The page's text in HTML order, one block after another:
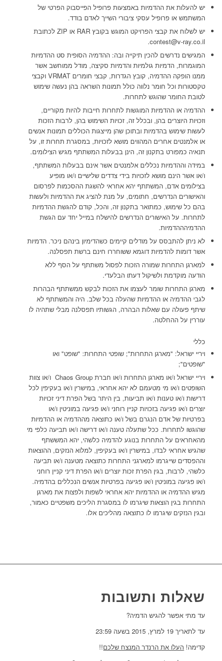
יש להעלות את ההדמיות באמצעות פרופיל הפייסבוק הפרטי של
המשתמש או פרופיל עסקי ציבורי השייך לאדם בודד.
יש לשלוח את קבצי הפרויקט המוגש בקובץ RAR או ZIP לכתובת
contest@v-ray.co.il.
המגישים נדרשים להכין תיקייה ובה: ההדמיה הסופית סט ההדמיות
המוגמרות, הדמיות גולמיות והדמיות סקיצה, מודל ממוחשב אשר
ממנו הופקה ההדמיה, קובץ הגדרות, קבצי חומרים VRMAT וקבצי
טקסטורות וכל חומר נלווה כולל תמונות השראה בהן נעשה שימוש
לטובת החומר שהוגש לתחרות.
ההדמיה או ההדמיות המוגשות לתחרות חייבות להיות מקוריים,
וזכויות היוצרים בהן, ובכלל זה, זכויות השימוש בהן, לרבות הזכות
לעשות שימוש בהדמיות ובתוכן שהן מייצגות הכוללים תמונות אנשים
או אלמנטים אחרים המהווים מושא לזכויות, במסגרת תחרות זו, על
תנאיה כמפורט בתקנון זה, הינן בבעלות המשתתף מגיש הצילומים.
במידה וההדמיות נכללים אלמנטים אשר אינם בבעלות המשתתף,
ו/או אשר הינם מושא לזכויות בידי צדדים שלישיים ו/או מופיע
בצילומים אדם, המשתתף יהא אחראי להשגת ההסכמות לפרסום
והאישורים הנדרשים, חתומים, על מנת להציג את ההדמיות ולעשות
בהם כל שימוש, כמתואר בתקנון זה, והכל, קודם להגשת ההדמיות
לתחרות. על האישורים הנדרשים להישלח במייל יחד עם הגשת
ההדמיהההדמיות.
לא ניתן להתבסס על מודלים קיימים כשהדימיון בינהם ניכר. הדמיות
אשר דומות להדמיות דוגמא ששוחררו חינם ברשת תפסלנה.
למארגן התחרות שמורה הזכות לפסול משתתף על הסף ללא
הודעה מוקדמת ולשיקול דעתו הבלעדי.
מארגן התחרות שומר לעצמו את הזכות לבקש ממשתתף הבהרות
לגבי ההדמיה או ההדמיות שהעלה בכל שלב. היה והמשתתף לא
שיתף פעולה עם שאלות הבהרה, הגשותיו תפסלנה מבלי שתהיה לו
עוררין על ההחלטה.
כללי
ויריי ישראל: "מארגן התחרות"; שופטי התחרות: "שופט" ואו
"שופטים";
ויריי ישראל ו/או מארגן התחרות ו/או חברת Chaos Group ו/או צוות
השופטים ו/או מי מטעמם לא יהא אחראי, במישרין ו/או בעקיפין לכל
דרישות ו/או טענות ו/או תביעות, בין היתר בשל הפרת דיני זכויות
יוצרים ו/או פגיעה בזכויות קניין רוחני ו/או פגיעה במוניטין ו/או
בפרטיות של אדם הנגרם בשל ו/או כתוצאה מההדמיה או ההדמיות
שהוגשו לתחרות. ככל שתעלה טענה ו/או דרישה ו/או תביעה כלפי מי
מהאחראים על התחרות בנוגע להדמיה כלשהי, יהא המששתף
שהגיש אחראי לבדו, במישרין ו/או בעקיפין, למלוא הנזקים, ההוצאות
וההפסדים שייגרמו למארגני התחרות כתוצאה מטענה ו/או תביעה
כלשהי, לרבות, בגין הפרת זכות יוצרים ו/או הפרת דיני קניין רוחני
ו/או פגיעה במוניטין ו/או פגיעה בפרטיות אנשים הנכללים בהדמיה.
מגיש ההדמיה או ההדמיות יהא אחראי לשפות ולפצות את מארגן
התחרות בגין הוצאות שיגרמו לו במסגרת הליכים משפטיים כאמור,
ובגין הנזקים שיגרמו לו כתוצאה מהליכים אלו.
שאלות ותשובות
עד מתי אפשר להגיש הדמיה?
עד לתאריך 19 למרץ, 2015 בשעה 23:59
קדימה! העלו את הרנדר המנצח שלכם!!